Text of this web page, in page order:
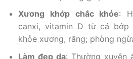
Xương khớp chắc khỏe:
canxi, vitamin D từ cá
khỏe xương, răng; phòng
Làm đẹp da: Thường xuyên